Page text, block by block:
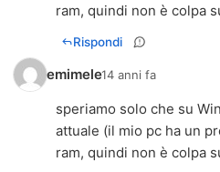
ram, quindi non è colpa
Rispondi
emimele14 anni fa
speriamo solo che su
attuale (il mio pc ha un
ram, quindi non è colpa